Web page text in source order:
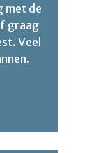
met de
graag
Veel